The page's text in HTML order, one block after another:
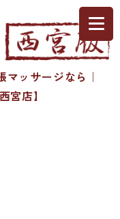
ッサージなら｜
宮店】